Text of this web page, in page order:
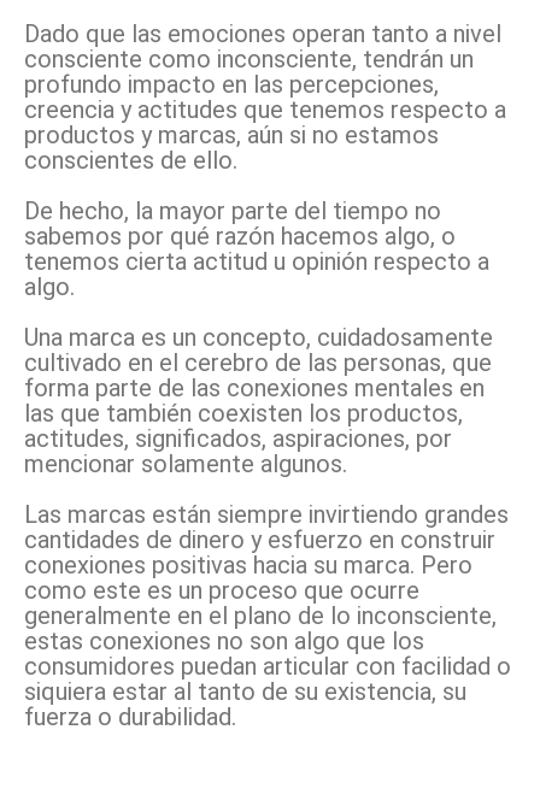
Dado que las emociones operan tanto a nivel
consciente como inconsciente, tendrán un
profundo impacto en las percepciones,
creencia y actitudes que tenemos respecto a
productos y marcas, aún si no estamos
conscientes de ello.
De hecho, la mayor parte del tiempo no
sabemos por qué razón hacemos algo, o
tenemos cierta actitud u opinión respecto a
algo.
Una marca es un concepto, cuidadosamente
cultivado en el cerebro de las personas, que
forma parte de las conexiones mentales en
las que también coexisten los productos,
actitudes, significados, aspiraciones, por
mencionar solamente algunos.
Las marcas están siempre invirtiendo grandes
cantidades de dinero y esfuerzo en construir
conexiones positivas hacia su marca. Pero
como este es un proceso que ocurre
generalmente en el plano de lo inconsciente,
estas conexiones no son algo que los
consumidores puedan articular con facilidad o
siquiera estar al tanto de su existencia, su
fuerza o durabilidad.